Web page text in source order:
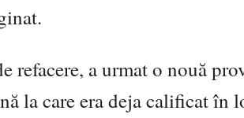
refacere, a urmat o nouă
la care era deja calificat